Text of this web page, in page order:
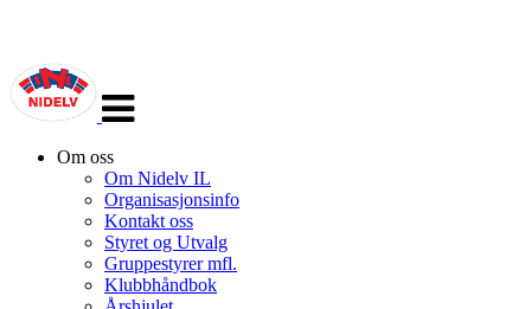
navigasjon
Om oss
Om Nidelv IL
Organisasjonsinfo
Kontakt oss
Styret og Utvalg
Gruppestyrer mfl.
Klubbhåndbok